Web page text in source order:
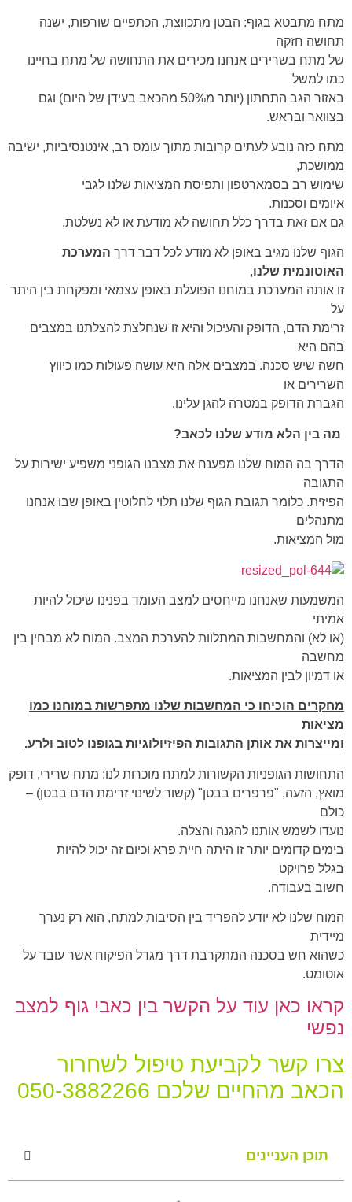
מתח מתבטא בגוף: הבטן מתכווצת, הכתפיים שורפות, ישנה
תחושה חזקה
של מתח בשרירים אנחנו מכירים את התחושה של מתח בחיינו
כמו למשל
באזור הגב התחתון (יותר מ50% מהכאב בעידן של היום) וגם
בצוואר ובראש.
מתח כזה נובע לעתים קרובות מתוך עומס רב, אינטנסיביות, ישיבה
ממושכת,
שימוש רב בסמארטפון ותפיסת המציאות שלנו לגבי
איומים וסכנות.
גם אם זאת בדרך כלל תחושה לא מודעת או לא נשלטת.
הגוף שלנו מגיב באופן לא מודע לכל דבר דרך המערכת
האוטונמית שלנו,
זו אותה המערכת במוחנו הפועלת באופן עצמאי ומפקחת בין היתר
על
זרימת הדם, הדופק והעיכול והיא זו שנחלצת להצלתנו במצבים
בהם היא
חשה שיש סכנה. במצבים אלה היא עושה פעולות כמו כיווץ
השרירים או
הגברת הדופק במטרה להגן עלינו.
מה בין הלא מודע שלנו לכאב?
הדרך בה המוח שלנו מפענח את מצבנו הגופני משפיע ישירות על
התגובה
הפיזית. כלומר תגובת הגוף שלנו תלוי לחלוטין באופן שבו אנחנו
מתנהלים
מול המציאות.
המשמעות שאנחנו מייחסים למצב העומד בפנינו שיכול להיות
אמיתי
(או לא) והמחשבות המתלוות להערכת המצב. המוח לא מבחין בין
מחשבה
או דמיון לבין המציאות.
מחקרים הוכיחו כי המחשבות שלנו מתפרשות במוחנו כמו
מציאות
ומייצרות את אותן התגובות הפיזיולוגיות בגופנו לטוב ולרע.
התחושות הגופניות הקשורות למתח מוכרות לנו: מתח שרירי, דופק
מואץ, הזעה, "פרפרים בבטן" (קשור לשינוי זרימת הדם בבטן) –
כולם
נועדו לשמש אותנו להגנה והצלה.
בימים קדומים יותר זו היתה חיית פרא וכיום זה יכול להיות
בגלל פרויקט
חשוב בעבודה.
המוח שלנו לא יודע להפריד בין הסיבות למתח, הוא רק נערך
מיידית
כשהוא חש בסכנה המתקרבת דרך מגדל הפיקוח אשר עובד על
אוטומט.
קראו כאן עוד על הקשר בין כאבי גוף למצב
נפשי
צרו קשר לקביעת טיפול לשחרור
הכאב מהחיים שלכם 050-3882266
תוכן העניינים